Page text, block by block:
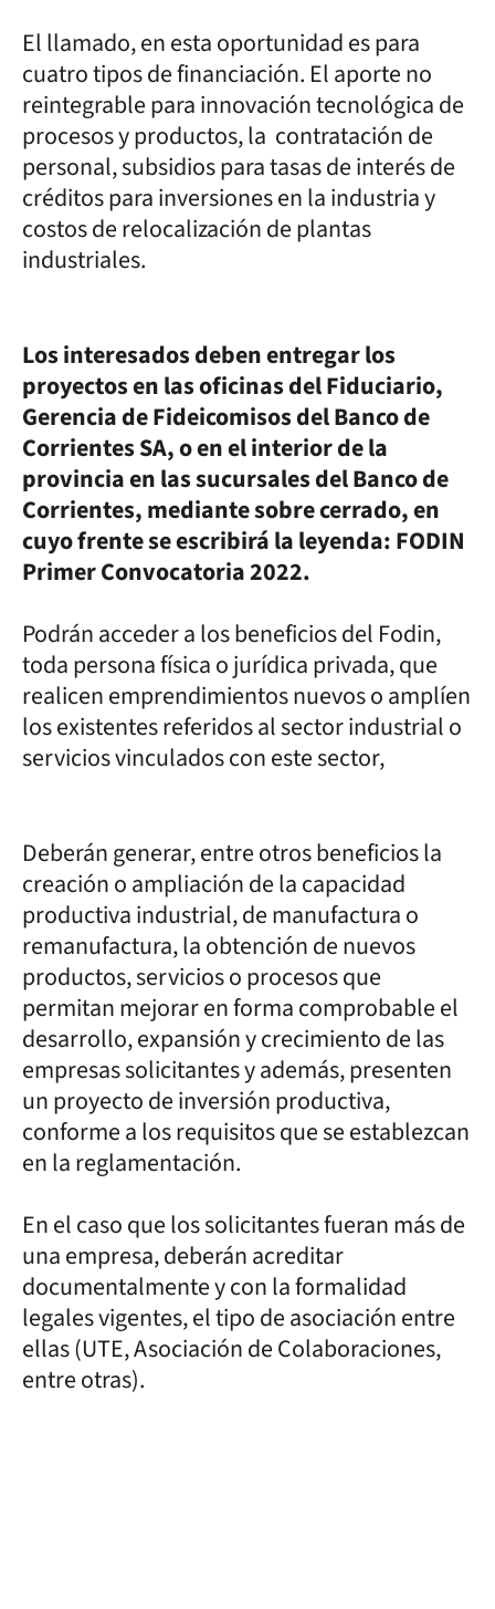
El llamado, en esta oportunidad es para
cuatro tipos de financiación. El aporte no
reintegrable para innovación tecnológica de
procesos y productos, la contratación de
personal, subsidios para tasas de interés de
créditos para inversiones en la industria y
costos de relocalización de plantas
industriales.
Los interesados deben entregar los
proyectos en las oficinas del Fiduciario,
Gerencia de Fideicomisos del Banco de
Corrientes SA, o en el interior de la
provincia en las sucursales del Banco de
Corrientes, mediante sobre cerrado, en
cuyo frente se escribirá la leyenda: FODIN
Primer Convocatoria 2022.
Podrán acceder a los beneficios del Fodin,
toda persona física o jurídica privada, que
realicen emprendimientos nuevos o amplíen
los existentes referidos al sector industrial o
servicios vinculados con este sector,
Deberán generar, entre otros beneficios la
creación o ampliación de la capacidad
productiva industrial, de manufactura o
remanufactura, la obtención de nuevos
productos, servicios o procesos que
permitan mejorar en forma comprobable el
desarrollo, expansión y crecimiento de las
empresas solicitantes y además, presenten
un proyecto de inversión productiva,
conforme a los requisitos que se establezcan
en la reglamentación.
En el caso que los solicitantes fueran más de
una empresa, deberán acreditar
documentalmente y con la formalidad
legales vigentes, el tipo de asociación entre
ellas (UTE, Asociación de Colaboraciones,
entre otras).